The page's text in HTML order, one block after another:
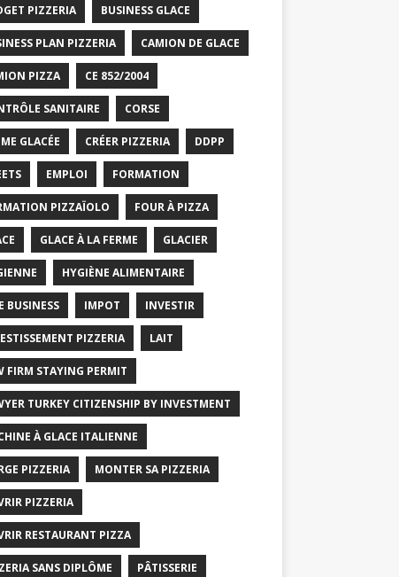
PIZZERIA BUSINESS GLACE
PLAN PIZZERIA CAMION DE GLACE
PIZZA CE 852/2004
SANITAIRE CORSE
GLACÉE CRÉER PIZZERIA DDPP
EMPLOI FORMATION
PIZZAÏOLO FOUR À PIZZA
GLACE À LA FERME GLACIER
HYGIÈNE ALIMENTAIRE
BUSINESS IMPOT INVESTIR
PIZZERIA LAIT
FIRM STAYING PERMIT
TURKEY CITIZENSHIP BY INVESTMENT
À GLACE ITALIENNE
PIZZERIA MONTER SA PIZZERIA
PIZZERIA
RESTAURANT PIZZA
SANS DIPLÔME PÂTISSERIE